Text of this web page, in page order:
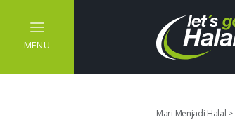
MENU
Mari Menjadi Halal >